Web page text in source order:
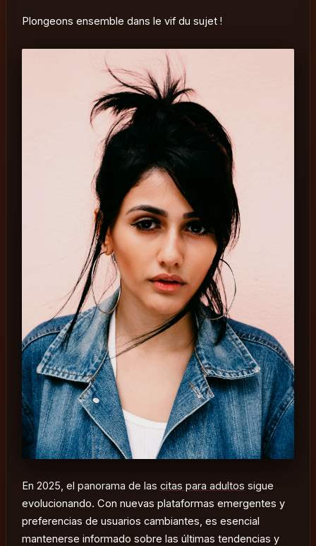
Plongeons ensemble dans le vif du sujet !
En 2025, el panorama de las citas para adultos sigue
evolucionando. Con nuevas plataformas emergentes y
preferencias de usuarios cambiantes, es esencial
mantenerse informado sobre las últimas tendencias y